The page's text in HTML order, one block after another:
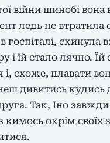
війни шинобі
ледь не
госпіталі, скинула
і їй стало лячно.
схоже, плавати
дивитись кудись
Так, Іно
кимось окрім своїх